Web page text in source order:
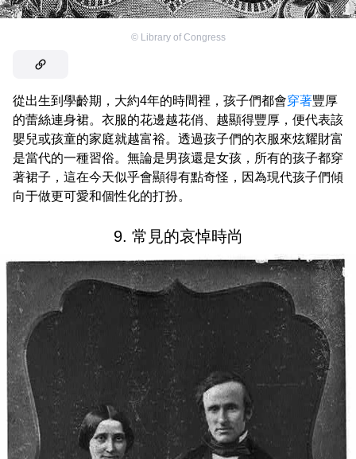
© Library of Congress
從出生到學齡期，大約4年的時間裡，孩子們都會穿著豐厚
的蕾絲連身裙。衣服的花邊越花俏、越顯得豐厚，便代表該
嬰兒或孩童的家庭就越富裕。透過孩子們的衣服來炫耀財富
是當代的一種習俗。無論是男孩還是女孩，所有的孩子都穿
著裙子，這在今天似乎會顯得有點奇怪，因為現代孩子們傾
向于做更可愛和個性化的打扮。
9. 常見的哀悼時尚